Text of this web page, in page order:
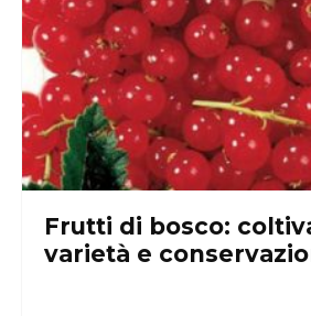
Frutti di bosco:
varietà e